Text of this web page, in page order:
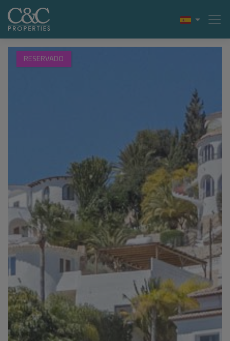
RESERVADO